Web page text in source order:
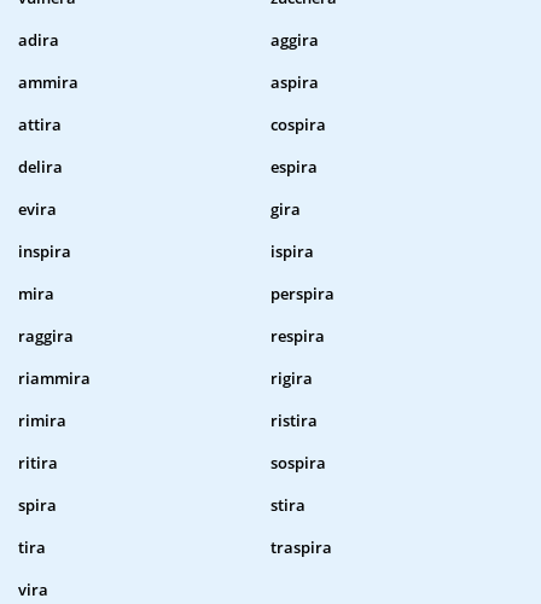
adira
aggira
ammira
aspira
attira
cospira
delira
espira
evira
gira
inspira
ispira
mira
perspira
raggira
respira
riammira
rigira
rimira
ristira
ritira
sospira
spira
stira
tira
traspira
vira